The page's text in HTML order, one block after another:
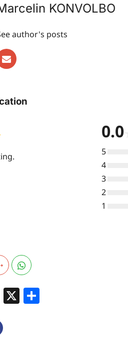
KONVOLBO
author's posts
0.0★
5
4
3
2
1
Email
X